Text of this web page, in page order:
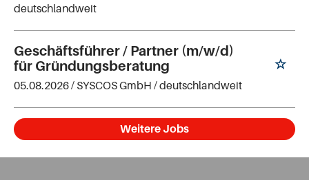
deutschlandweit
Geschäftsführer / Partner (m/w/d)
für Gründungsberatung
05.08.2026 / SYSCOS GmbH / deutschlandweit
Weitere Jobs